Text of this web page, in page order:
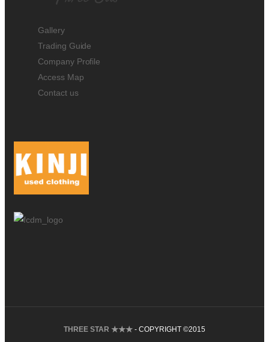
Gallery
Trading Guide
Company Profile
Access Map
Contact us
THREE STAR ★★★ - COPYRIGHT ©2015